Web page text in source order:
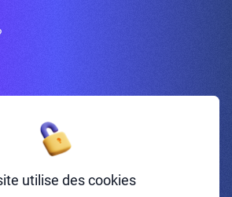
vous à la newsletter
utilise des cookies